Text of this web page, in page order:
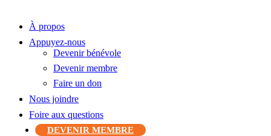
À propos
Appuyez-nous
Devenir bénévole
Devenir membre
Faire un don
Nous joindre
Foire aux questions
DEVENIR MEMBRE